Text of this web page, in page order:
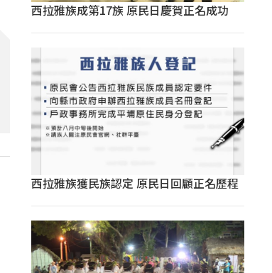
西拉雅族成第17族 原民日慶賀正名成功
西拉雅族獲民族認定 原民日回顧正名歷程